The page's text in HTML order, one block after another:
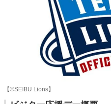
【©SEIBU Lions】